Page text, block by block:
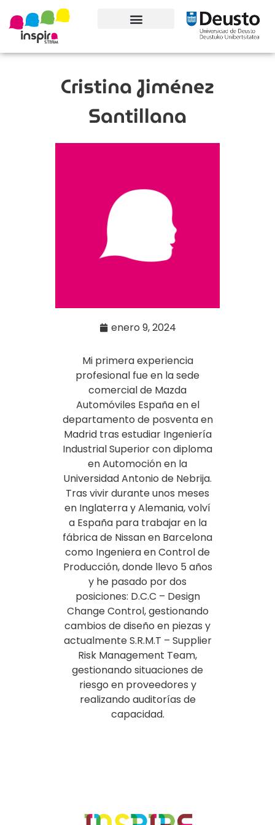
Cristina Jiménez
Santillana
enero 9, 2024
Mi primera experiencia
profesional fue en la sede
comercial de Mazda
Automóviles España en el
departamento de posventa en
Madrid tras estudiar Ingeniería
Industrial Superior con diploma
en Automoción en la
Universidad Antonio de Nebrija.
Tras vivir durante unos meses
en Inglaterra y Alemania, volví
a España para trabajar en la
fábrica de Nissan en Barcelona
como Ingeniera en Control de
Producción, donde llevo 5 años
y he pasado por dos
posiciones: D.C.C – Design
Change Control, gestionando
cambios de diseño en piezas y
actualmente S.R.M.T – Supplier
Risk Management Team,
gestionando situaciones de
riesgo en proveedores y
realizando auditorías de
capacidad.